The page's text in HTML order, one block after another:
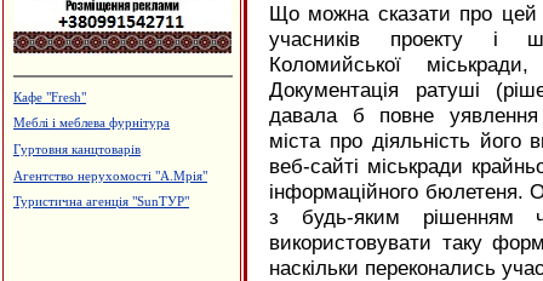
Салон-магазин "Coffe-inn"
Утеплення та оздоблення будинків.
Що можна сказати про цей
учасників проекту і
Коломийської
Документація ратуші
давала б повне уявлення
міста про діяльність його
веб-сайті міськради
інформаційного бюлетеня.
з будь-яким рішенням
використовувати таку
наскільки переконались